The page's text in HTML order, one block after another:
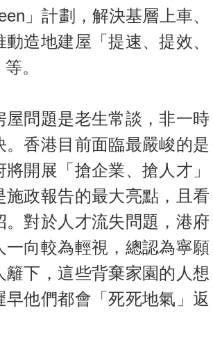
」計劃，解決基層上車、
動造地建屋「提速、提效、
。
問題是老生常談，非一時
。香港目前面臨最嚴峻的是
將開展「搶企業、搶人 才」
施政報告的最大亮點，且看
。對於人才流失問題，港府
一向較為輕視，總認為寧願
籬下，這些背棄家園的人想
早他們都會「死死地氣」返